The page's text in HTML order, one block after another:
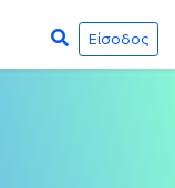
Είσοδος